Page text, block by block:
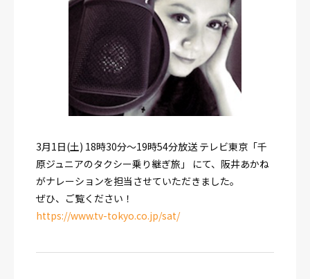
3月1日(土) 18時30分～19時54分放送 テレビ東京「千
原ジュニアのタクシー乗り継ぎ旅」 にて、阪井あかね
がナレーションを担当させていただきました。
ぜひ、ご覧ください！
https://www.tv-tokyo.co.jp/sat/